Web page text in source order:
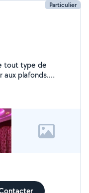
Particulier
tout type de
aux plafonds.